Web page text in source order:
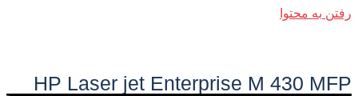
رفتن به محتوا
HP Laser jet Enterprise M 430 MFP​